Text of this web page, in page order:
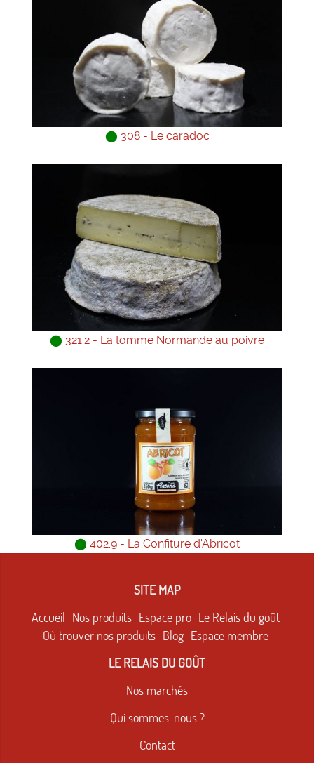
⬤ 308 - Le caradoc
⬤ 321.2 - La tomme Normande au poivre
⬤ 402.9 - La Confiture d'Abricot
SITE MAP
Accueil Nos produits Espace pro Le Relais du goût
Où trouver nos produits Blog Espace membre
LE RELAIS DU GOÛT
Nos marchés
Qui sommes-nous ?
Contact